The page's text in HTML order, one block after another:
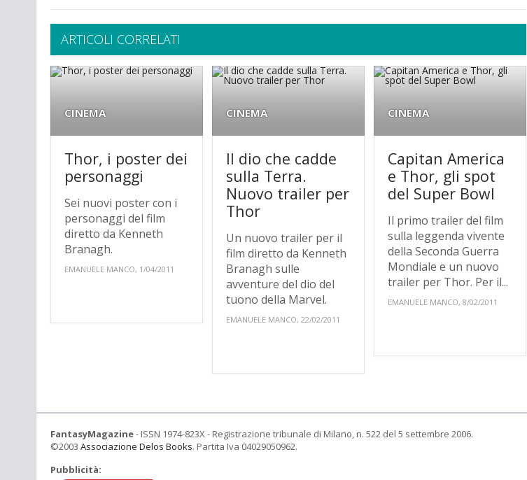
ARTICOLI CORRELATI
CINEMA
Thor, i poster dei
personaggi
Sei nuovi poster con i
personaggi del film
diretto da Kenneth
Branagh.
EMANUELE MANCO, 1/04/2011
CINEMA
Il dio che cadde
sulla Terra.
Nuovo trailer per
Thor
Un nuovo trailer per il
film diretto da Kenneth
Branagh sulle
avventure del dio del
tuono della Marvel.
EMANUELE MANCO, 22/02/2011
CINEMA
Capitan America
e Thor, gli spot
del Super Bowl
Il primo trailer del film
sulla leggenda vivente
della Seconda Guerra
Mondiale e un nuovo
trailer per Thor. Per il...
EMANUELE MANCO, 8/02/2011
FantasyMagazine- ISSN 1974-823X - Registrazione tribunale di Milano, n. 522 del 5 settembre 2006.
©2003 Associazione Delos Books. Partita Iva 04029050962.
Pubblicità: